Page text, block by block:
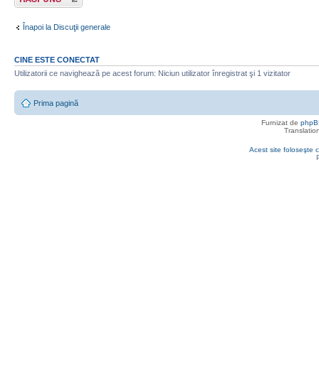
Înapoi la Discuţii generale
CINE ESTE CONECTAT
Utilizatorii ce navighează pe acest forum: Niciun utilizator înregistrat şi 1 vizitator
Prima pagină
Furnizat de
Acest site foloseşte